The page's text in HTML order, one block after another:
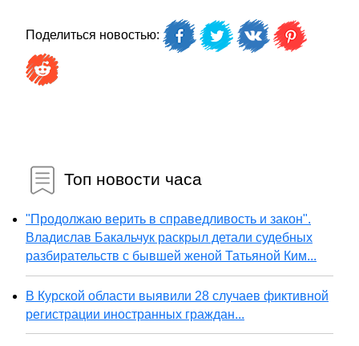
Поделиться новостью:
Топ новости часа
"Продолжаю верить в справедливость и закон".
Владислав Бакальчук раскрыл детали судебных
разбирательств с бывшей женой Татьяной Ким...
В Курской области выявили 28 случаев фиктивной
регистрации иностранных граждан...